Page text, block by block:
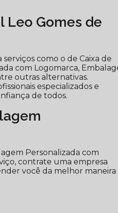
Leo Gomes de
como o de Caixa de
com Logomarca,
outras alternativas.
especializados e
de todos.
Personalizada com
contrate uma empresa
você da melhor maneira